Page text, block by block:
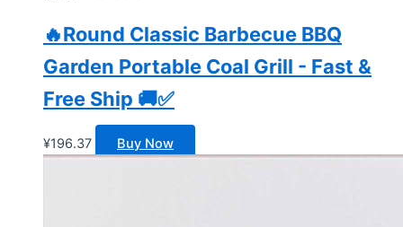
🔥Round Classic Barbecue BBQ
Garden Portable Coal Grill - Fast &
Free Ship 🚚✅
¥196.37 Buy Now